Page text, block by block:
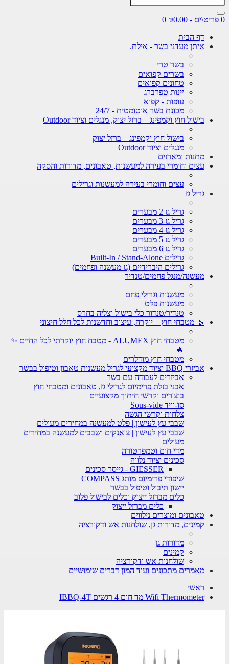
0
דף הבית
איתן מעדני בשר - אילת.
בשר טרי
בשרים קפואים
טחונים קפואים
יינות טפרברג
עופות - קפוא
מכונת בשר אוטומטית - 24/7
בישול חוץ וקמפינג – ברזל יצוק, מנגלים וציוד Outdoor
בישול חוץ וקמפינג – ברזל יצוק
מנגלים וציוד Outdoor
מתנות ומארזים
עצים וחומרי בעירה למעשנות, טאבונים, מדורות והסקה
עצים וחומרי בעירה למעשנות וגרילים
גריל גז
גריל גז 2 מבערים
גריל גז 3 מבערים
גריל גז 4 מבערים
גריל גז 5 מבערים
גריל גז 6 מבערים
גרילים Built-In / Stand-Alone
גרילים היברידיים (גז מעשנה ופחמים)
מעשנה/מנגל פחמים/טנדיר
מעשנות וגרילי פחם
מעשנות פלט
טנדיר/טנדור כלי בישול וצליה בחרס
🌿 מטבחי חוץ – יוקרה, עיצוב וחדשנות לכל חלל חיצוני
מטבחי חוץ ALUMEX - מטבח חוץ יוקרתי לכל החיים ✨
מטבחי חוץ מודלרים
אביזרי BBQ וציוד מקצועי לגריל מעשנות טאבון וטיפול בבשר
אביזרים לעבודה עם בשר
אבני בזלת פרימיום לגרילי גז, טאבונים ומטבחי חוץ
בוצ'רים וקרשי חיתוך מקצועיים
סו-וויד Sous-vide
צלחות וקרשי הגשה
שבבי עץ לעישון | פלט למעשנה במחירים מעולים
שבבי עץ לעישון | צ'אנקים ושבבים למעשנה במחירים
מעולים
מדי חום וטמפרטורה
סכינים וציוד נלווה
GIESSER - גייסר סכינים
שיפודי פרימיום מותג COMPASS
יישון תיבול וטיפול בבשר
כלים מברזל ייצוק וכלים לבישול פלוב
כלים מברזל ייצוק
טאבונים ומוצרים נילווים
קמינים, מדורות גן, שולחנות אש ודקורציה
מדורות גן
קמינים
שולחנות אש ודקורציה
מאמרים מתכונים ועוד המון דברים שימושיים
ראשי
Wifi Thermometer מד חום 4 רגשים IBBQ-4T